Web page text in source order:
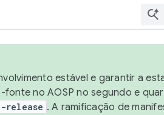
estável e garantir a
no AOSP no segundo e
release . A ramificação de